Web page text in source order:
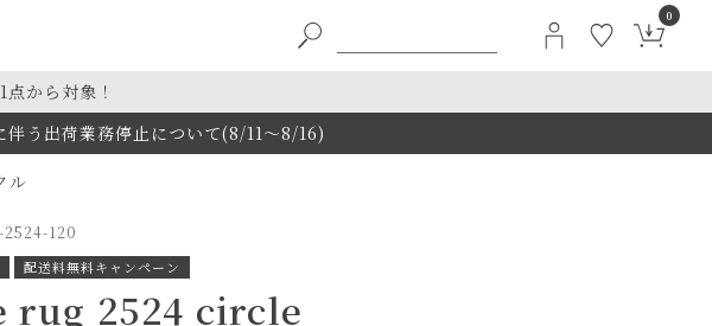
0
から対象！
伴う出荷業務停止について(8/11～8/16)
ル
120
配送料無料キャンペーン
rug 2524 circle